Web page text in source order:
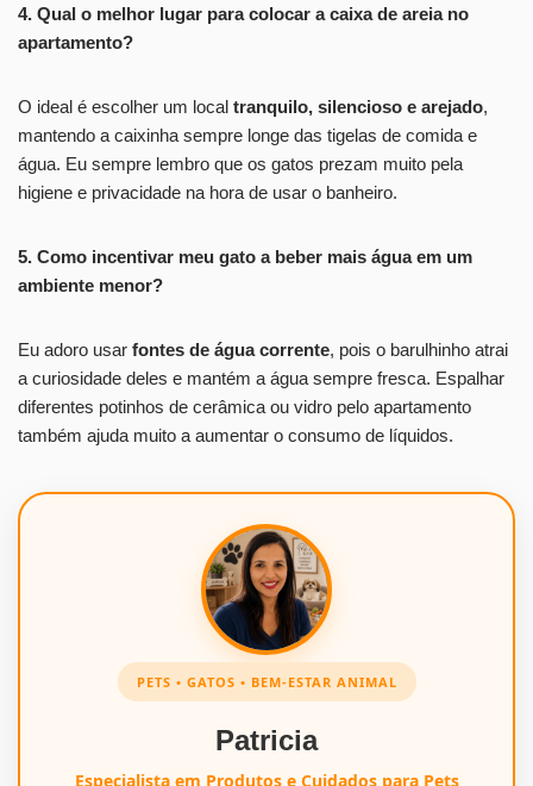
4. Qual o melhor lugar para colocar a caixa de areia no
apartamento?
O ideal é escolher um local tranquilo, silencioso e arejado,
mantendo a caixinha sempre longe das tigelas de comida e
água. Eu sempre lembro que os gatos prezam muito pela
higiene e privacidade na hora de usar o banheiro.
5. Como incentivar meu gato a beber mais água em um
ambiente menor?
Eu adoro usar fontes de água corrente, pois o barulhinho atrai
a curiosidade deles e mantém a água sempre fresca. Espalhar
diferentes potinhos de cerâmica ou vidro pelo apartamento
também ajuda muito a aumentar o consumo de líquidos.
PETS • GATOS • BEM-ESTAR ANIMAL
Patricia
Especialista em Produtos e Cuidados para Pets